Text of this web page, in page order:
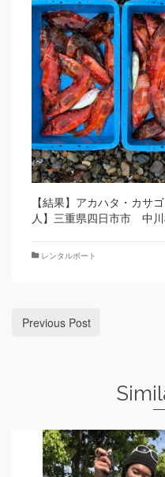
【結果】アカハタ・カ
人】三重県四日市市 中
レンタルボート
Previous Post